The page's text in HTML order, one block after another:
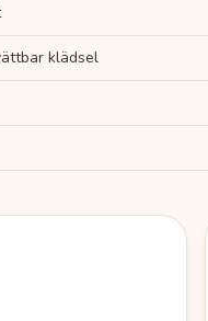
klädsel